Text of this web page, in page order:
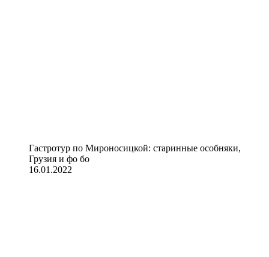
Гастротур по Мироносицкой: старинные особняки,
Грузия и фо бо
16.01.2022